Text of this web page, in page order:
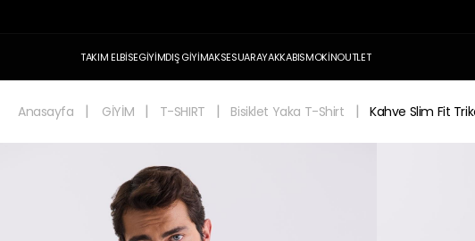
TAKIM ELBİSEGİYİMDIŞ GİYİMAKSESUARAYAKKABISMOKİNOUTLET
Anasayfa GİYİM T-SHIRT Bisiklet Yaka T-Shirt Kahve Slim Fit